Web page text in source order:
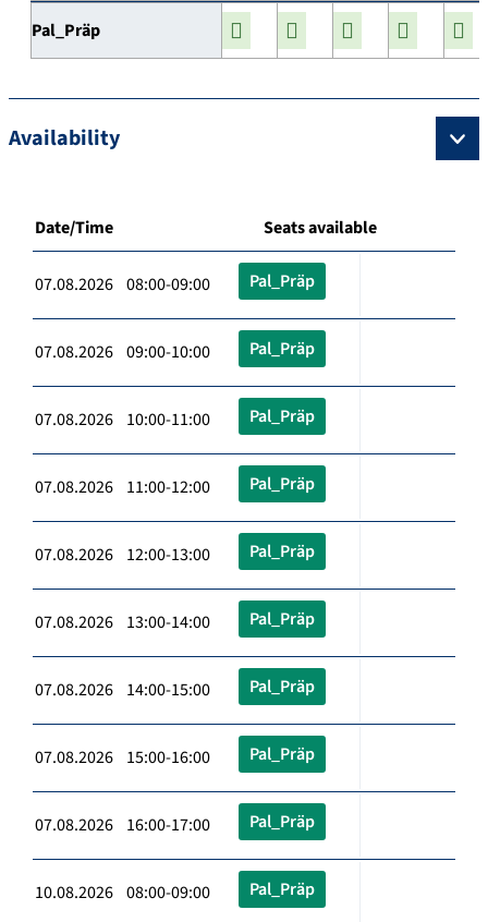
Pal_Präp
Availability
Date/Time Seats available
07.08.2026 08:00-09:00 Pal_Präp
07.08.2026 09:00-10:00 Pal_Präp
07.08.2026 10:00-11:00 Pal_Präp
07.08.2026 11:00-12:00 Pal_Präp
07.08.2026 12:00-13:00 Pal_Präp
07.08.2026 13:00-14:00 Pal_Präp
07.08.2026 14:00-15:00 Pal_Präp
07.08.2026 15:00-16:00 Pal_Präp
07.08.2026 16:00-17:00 Pal_Präp
10.08.2026 08:00-09:00 Pal_Präp